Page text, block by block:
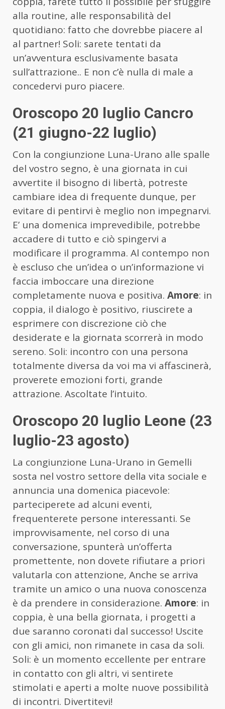
alla routine, alle responsabilità del
quotidiano: fatto che dovrebbe piacere al
al partner! Soli: sarete tentati da
un’avventura esclusivamente basata
sull’attrazione.. E non c’è nulla di male a
concedervi puro piacere.
Oroscopo 20 luglio Cancro
(21 giugno-22 luglio)
Con la congiunzione Luna-Urano alle spalle
del vostro segno, è una giornata in cui
avvertite il bisogno di libertà, potreste
cambiare idea di frequente dunque, per
evitare di pentirvi è meglio non impegnarvi.
E’ una domenica imprevedibile, potrebbe
accadere di tutto e ciò spingervi a
modificare il programma. Al contempo non
è escluso che un’idea o un’informazione vi
faccia imboccare una direzione
completamente nuova e positiva. Amore: in
coppia, il dialogo è positivo, riuscirete a
esprimere con discrezione ciò che
desiderate e la giornata scorrerà in modo
sereno. Soli: incontro con una persona
totalmente diversa da voi ma vi affascinerà,
proverete emozioni forti, grande
attrazione. Ascoltate l’intuito.
Oroscopo 20 luglio Leone (23
luglio-23 agosto)
La congiunzione Luna-Urano in Gemelli
sosta nel vostro settore della vita sociale e
annuncia una domenica piacevole:
parteciperete ad alcuni eventi,
frequenterete persone interessanti. Se
improvvisamente, nel corso di una
conversazione, spunterà un’offerta
promettente, non dovete rifiutare a priori
valutarla con attenzione, Anche se arriva
tramite un amico o una nuova conoscenza
è da prendere in considerazione. Amore: in
coppia, è una bella giornata, i progetti a
due saranno coronati dal successo! Uscite
con gli amici, non rimanete in casa da soli.
Soli: è un momento eccellente per entrare
in contatto con gli altri, vi sentirete
stimolati e aperti a molte nuove possibilità
di incontri. Divertitevi!